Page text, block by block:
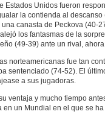
Estados Unidos fueron
la contienda al descanso
canasta de Peckova (40-
los fantasmas de la
(49-39) ante un rival,
norteamericanas fue tan
sentenciado (74-52). El
a sus jugadoras.
ventaja y mucho tiempo
en un Mundial en el que se